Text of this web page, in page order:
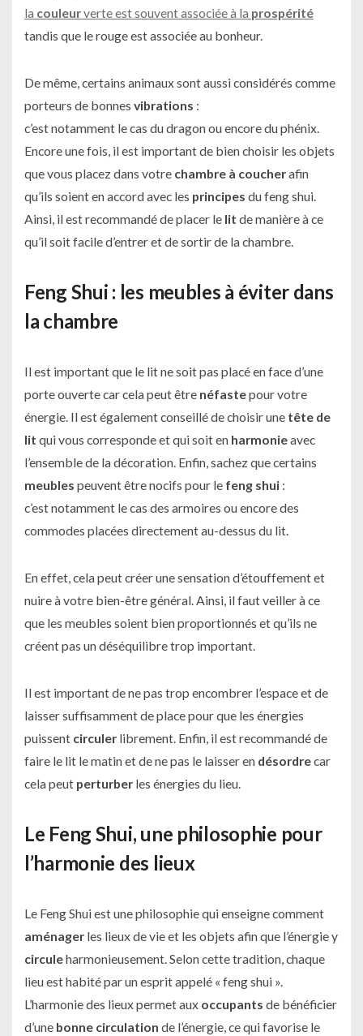
la couleurverte est souvent associée à la prospérité
tandis que le rouge est associée au bonheur.
De même, certains animaux sont aussi considérés comme
porteurs de bonnes vibrations :
c’est notamment le cas du dragon ou encore du phénix.
Encore une fois, il est important de bien choisir les objets
que vous placez dans votre chambre à coucherafin
qu’ils soient en accord avec les principes du feng shui.
Ainsi, il est recommandé de placer le lit de manière à ce
qu’il soit facile d’entrer et de sortir de la chambre.
Feng Shui : les meubles à éviter dans
la chambre
Il est important que le lit ne soit pas placé en face d’une
porte ouverte car cela peut être néfastepour votre
énergie. Il est également conseillé de choisir une tête de
lit qui vous corresponde et qui soit en harmonieavec
l’ensemble de la décoration. Enfin, sachez que certains
meubles peuvent être nocifs pour le feng shui :
c’est notamment le cas des armoires ou encore des
commodes placées directement au-dessus du lit.
En effet, cela peut créer une sensation d’étouffement et
nuire à votre bien-être général. Ainsi, il faut veiller à ce
que les meubles soient bien proportionnés et qu’ils ne
créent pas un déséquilibre trop important.
Il est important de ne pas trop encombrer l’espace et de
laisser suffisamment de place pour que les énergies
puissent circuler librement. Enfin, il est recommandé de
faire le lit le matin et de ne pas le laisser en désordrecar
cela peut perturber les énergies du lieu.
Le Feng Shui, une philosophie pour
l’harmonie des lieux
Le Feng Shui est une philosophie qui enseigne comment
aménager les lieux de vie et les objets afin que l’énergie y
circuleharmonieusement. Selon cette tradition, chaque
lieu est habité par un esprit appelé « feng shui ».
L’harmonie des lieux permet aux occupants de bénéficier
d’une bonne circulation de l’énergie, ce qui favorise le